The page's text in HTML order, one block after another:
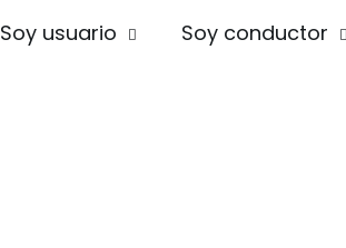
Soy usuario Soy conductor